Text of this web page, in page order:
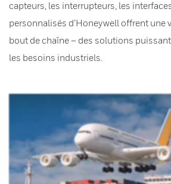
capteurs, les interrupteurs, les
personnalisés d’Honeywell offrent une
bout de chaîne – des solutions
les besoins industriels.